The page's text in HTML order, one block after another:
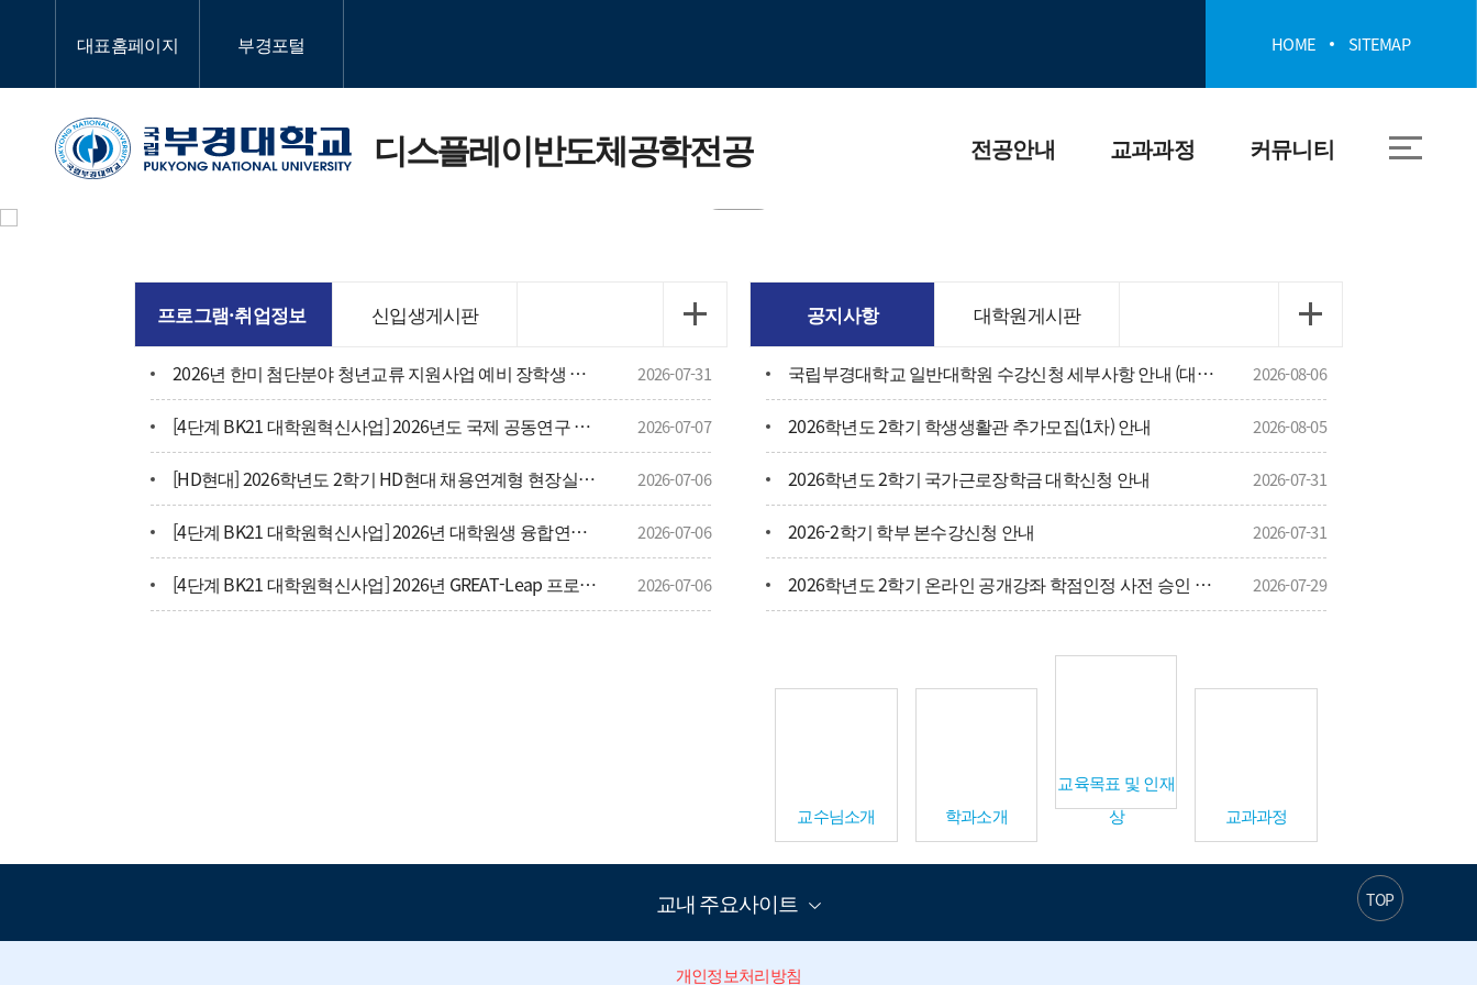
대표홈페이지 부경포털 HOME SITEMAP
디스플레이반도체공학전공 전공안내
교수님소개
전공보유장비
가족회사
오시는길
교과과정
교과목 역량 매핑
커뮤니티
프로그램·취업정보
양식게시판
대학원게시판
프로그램·취업정보 신입생게시판
2026년 한미 첨단분야 청년교류 지원사업 예비 장학생 선발 안내 2026-07-31
[4단계 BK21 대학원혁신사업] 2026년도 국제 공동연구 지원사업 신청 안내 2026-07-07
[HD현대] 2026학년도 2학기 HD현대 채용연계형 현장실습학기제 모집 2026-07-06
[4단계 BK21 대학원혁신사업] 2026년 대학원생 융합연구 프로그램 신청안내(기간연장) 2026-07-06
[4단계 BK21 대학원혁신사업] 2026년 GREAT-Leap 프로젝트 신청안내 2026-07-06
공지사항 대학원게시판
국립부경대학교 일반대학원 수강신청 세부사항 안내 (대이과목) 2026-08-06
2026학년도 2학기 학생생활관 추가모집(1차) 안내 2026-08-05
2026학년도 2학기 국가근로장학금 대학신청 안내 2026-07-31
2026-2학기 학부 본수강신청 안내 2026-07-31
2026학년도 2학기 온라인 공개강좌 학점인정 사전 승인 신청 안내 2026-07-29
교수님소개 학과소개
교육목표 및 인재
상
교과과정
TOP
교내 주요사이트
개인정보처리방침